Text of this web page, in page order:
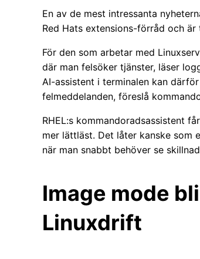
En av de mest intressanta
Red Hats extensions-förråd och
För den som arbetar med
där man felsöker tjänster, läser
AI-assistent i terminalen kan
felmeddelanden, föreslå
RHEL:s kommandoradsassistent
mer lättläst. Det låter kanske som
när man snabbt behöver se
Image mode
Linuxdrift